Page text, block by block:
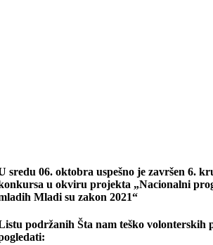
sredu 06. oktobra uspešno je završen 6.
u okviru projekta „Nacionalni
Mladi su zakon 2021“
podržanih Šta nam teško volonterskih